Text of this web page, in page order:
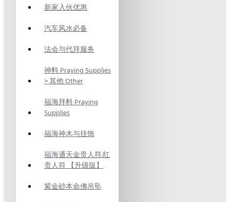
新家入伙优惠
汽车风水必备
法会与代拜服务
神料 Praying Supplies
> 其他 Other
福海拜料 Praying
Supplies
福海神木与挂饰
福海通天金贵人符.红
贵人符 【升级版】
紫金砂本命佛吊坠